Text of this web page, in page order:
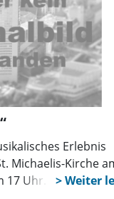
Erlebnis
Michaelis-Kirche
17 Uhr. Unter dem